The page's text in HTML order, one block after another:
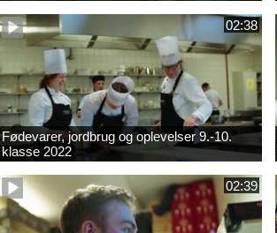
02:38
Fødevarer, jordbrug og oplevelser 9.-10.
klasse 2022
02:39